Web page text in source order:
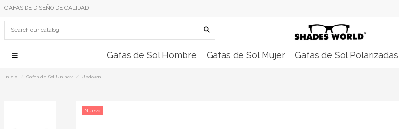
GAFAS DE DISEÑO DE CALIDAD
Gafas de Sol Hombre Gafas de Sol Mujer Gafas de Sol Polarizadas
Inicio Gafas de Sol Unisex Updown
Nuevo